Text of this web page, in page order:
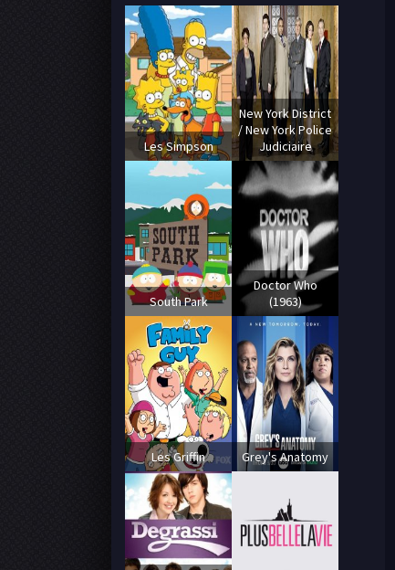
Les Simpson
New York District
/ New York Police
Judiciaire
South Park
Doctor Who
(1963)
Les Griffin Grey's Anatomy